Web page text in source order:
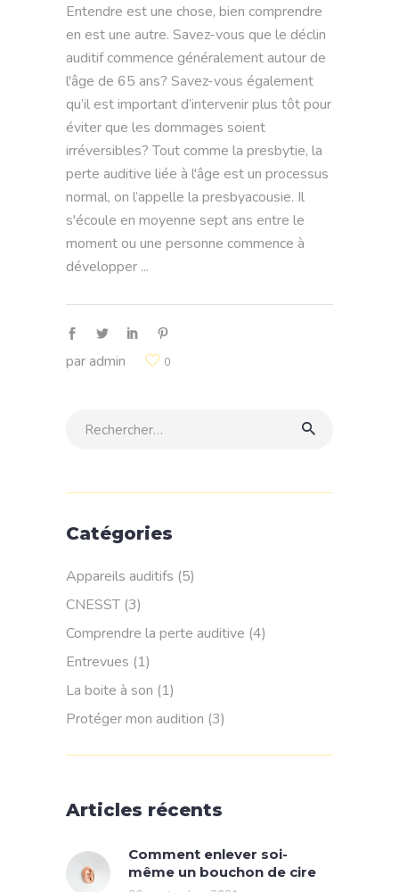
Entendre est une chose, bien comprendre
en est une autre. Savez-vous que le déclin
auditif commence généralement autour de
l'âge de 65 ans? Savez-vous également
qu’il est important d’intervenir plus tôt pour
éviter que les dommages soient
irréversibles? Tout comme la presbytie, la
perte auditive liée à l'âge est un processus
normal, on l’appelle la presbyacousie. Il
s'écoule en moyenne sept ans entre le
moment ou une personne commence à
développer
paradmin 0
Rechercher:
Catégories
Appareils auditifs (5)
CNESST (3)
Comprendre la perte auditive (4)
Entrevues (1)
La boite à son (1)
Protéger mon audition (3)
Articles récents
Comment enlever soi-
même un bouchon de cire